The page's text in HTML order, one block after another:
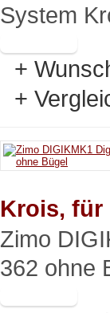
System
+
+
Krois, für
Zimo
362 ohne